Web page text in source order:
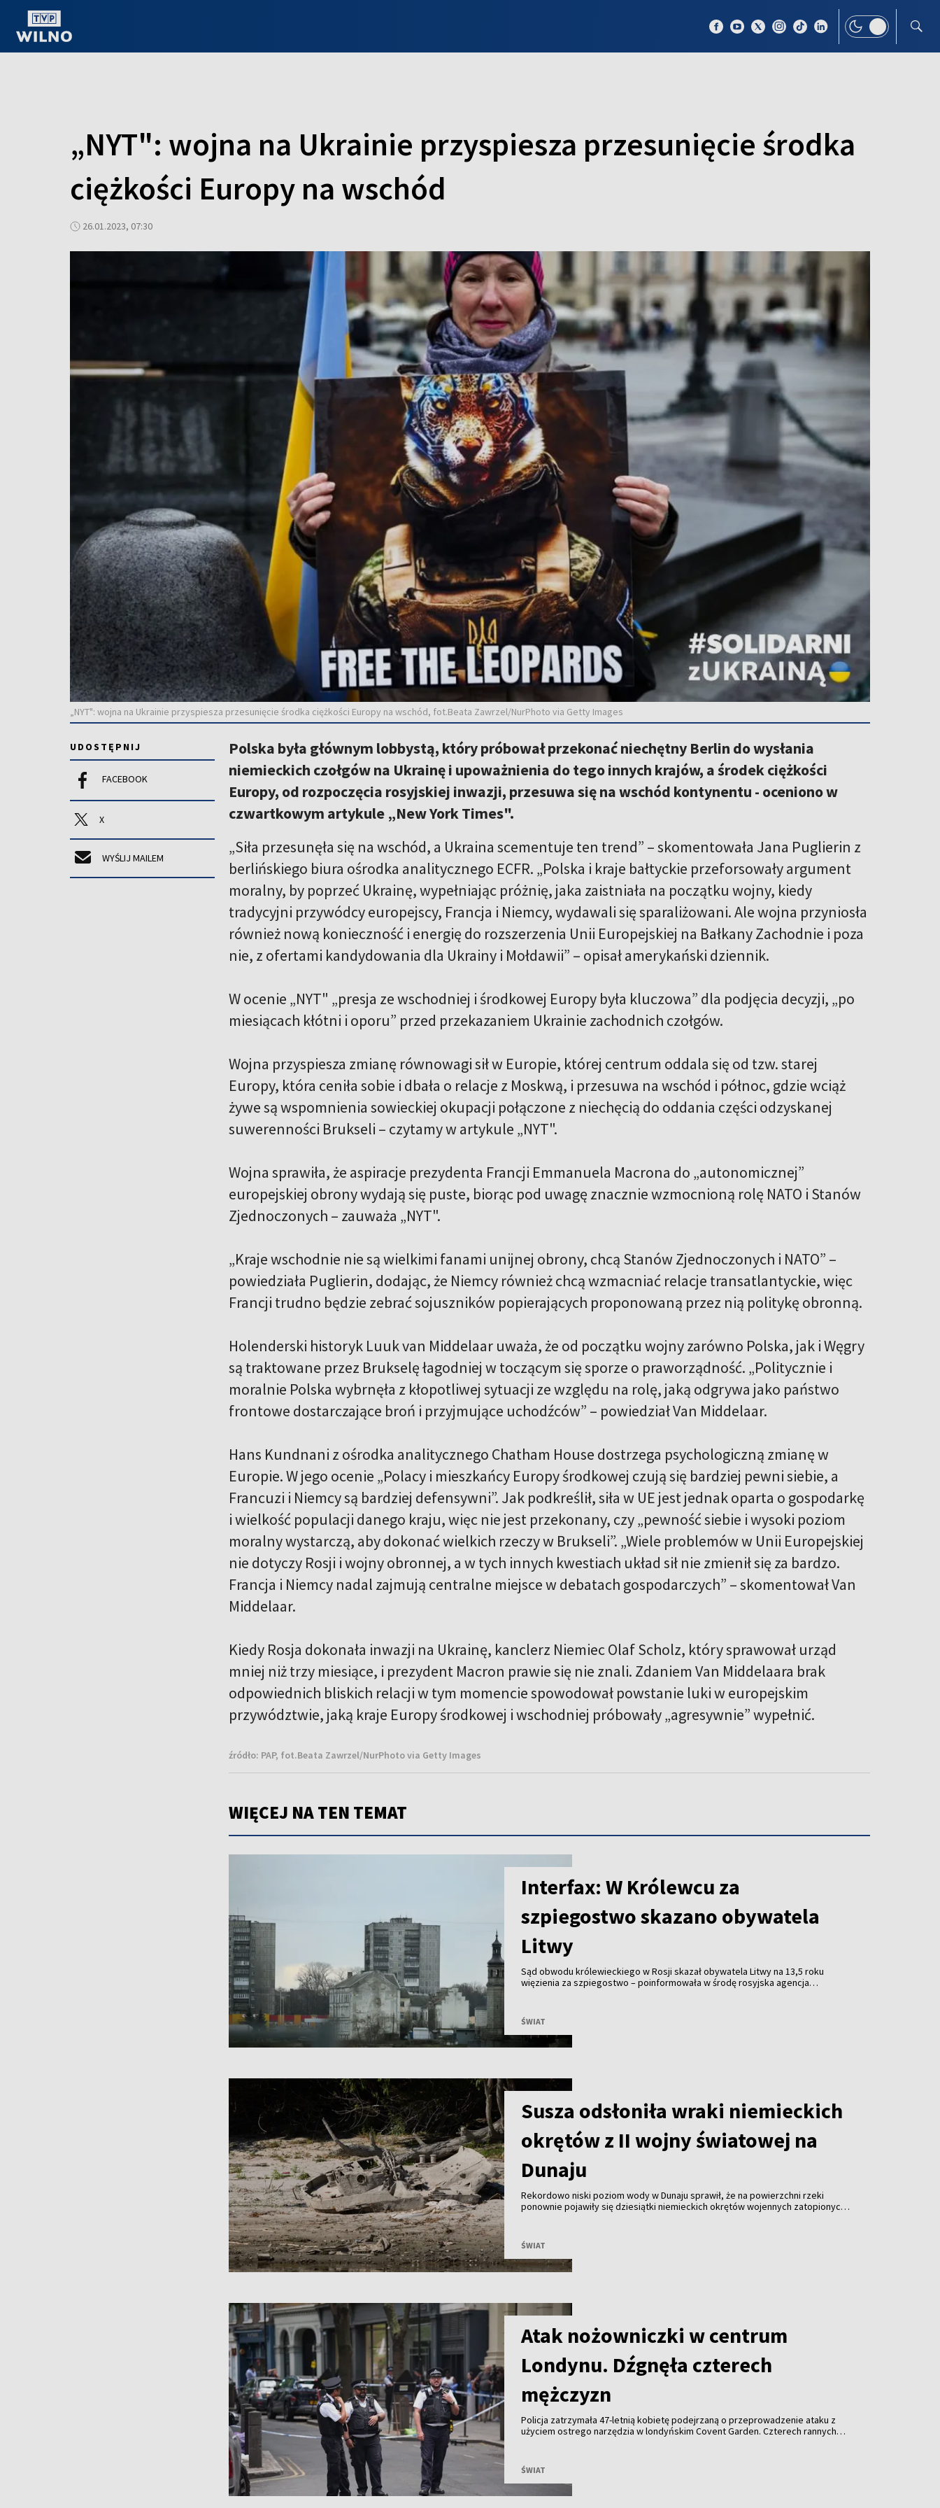
„NYT": wojna na Ukrainie przyspiesza przesunięcie środka
ciężkości Europy na wschód
26.01.2023, 07:30
„NYT": wojna na Ukrainie przyspiesza przesunięcie środka ciężkości Europy na wschód, fot.Beata Zawrzel/NurPhoto via Getty Images
UDOSTĘPNIJ
FACEBOOK
X
WYŚLIJ MAILEM
Polska była głównym lobbystą, który próbował przekonać niechętny Berlin do wysłania
niemieckich czołgów na Ukrainę i upoważnienia do tego innych krajów, a środek ciężkości
Europy, od rozpoczęcia rosyjskiej inwazji, przesuwa się na wschód kontynentu - oceniono w
czwartkowym artykule „New York Times".
„Siła przesunęła się na wschód, a Ukraina scementuje ten trend” – skomentowała Jana Puglierin z
berlińskiego biura ośrodka analitycznego ECFR. „Polska i kraje bałtyckie przeforsowały argument
moralny, by poprzeć Ukrainę, wypełniając próżnię, jaka zaistniała na początku wojny, kiedy
tradycyjni przywódcy europejscy, Francja i Niemcy, wydawali się sparaliżowani. Ale wojna przyniosła
również nową konieczność i energię do rozszerzenia Unii Europejskiej na Bałkany Zachodnie i poza
nie, z ofertami kandydowania dla Ukrainy i Mołdawii” – opisał amerykański dziennik.
W ocenie „NYT" „presja ze wschodniej i środkowej Europy była kluczowa” dla podjęcia decyzji, „po
miesiącach kłótni i oporu” przed przekazaniem Ukrainie zachodnich czołgów.
Wojna przyspiesza zmianę równowagi sił w Europie, której centrum oddala się od tzw. starej
Europy, która ceniła sobie i dbała o relacje z Moskwą, i przesuwa na wschód i północ, gdzie wciąż
żywe są wspomnienia sowieckiej okupacji połączone z niechęcią do oddania części odzyskanej
suwerenności Brukseli – czytamy w artykule „NYT".
Wojna sprawiła, że aspiracje prezydenta Francji Emmanuela Macrona do „autonomicznej”
europejskiej obrony wydają się puste, biorąc pod uwagę znacznie wzmocnioną rolę NATO i Stanów
Zjednoczonych – zauważa „NYT".
„Kraje wschodnie nie są wielkimi fanami unijnej obrony, chcą Stanów Zjednoczonych i NATO” –
powiedziała Puglierin, dodając, że Niemcy również chcą wzmacniać relacje transatlantyckie, więc
Francji trudno będzie zebrać sojuszników popierających proponowaną przez nią politykę obronną.
Holenderski historyk Luuk van Middelaar uważa, że od początku wojny zarówno Polska, jak i Węgry
są traktowane przez Brukselę łagodniej w toczącym się sporze o praworządność. „Politycznie i
moralnie Polska wybrnęła z kłopotliwej sytuacji ze względu na rolę, jaką odgrywa jako państwo
frontowe dostarczające broń i przyjmujące uchodźców” – powiedział Van Middelaar.
Hans Kundnani z ośrodka analitycznego Chatham House dostrzega psychologiczną zmianę w
Europie. W jego ocenie „Polacy i mieszkańcy Europy środkowej czują się bardziej pewni siebie, a
Francuzi i Niemcy są bardziej defensywni”. Jak podkreślił, siła w UE jest jednak oparta o gospodarkę
i wielkość populacji danego kraju, więc nie jest przekonany, czy „pewność siebie i wysoki poziom
moralny wystarczą, aby dokonać wielkich rzeczy w Brukseli”. „Wiele problemów w Unii Europejskiej
nie dotyczy Rosji i wojny obronnej, a w tych innych kwestiach układ sił nie zmienił się za bardzo.
Francja i Niemcy nadal zajmują centralne miejsce w debatach gospodarczych” – skomentował Van
Middelaar.
Kiedy Rosja dokonała inwazji na Ukrainę, kanclerz Niemiec Olaf Scholz, który sprawował urząd
mniej niż trzy miesiące, i prezydent Macron prawie się nie znali. Zdaniem Van Middelaara brak
odpowiednich bliskich relacji w tym momencie spowodował powstanie luki w europejskim
przywództwie, jaką kraje Europy środkowej i wschodniej próbowały „agresywnie” wypełnić.
źródło: PAP, fot.Beata Zawrzel/NurPhoto via Getty Images
WIĘCEJ NA TEN TEMAT
Interfax: W Królewcu za
szpiegostwo skazano obywatela
Litwy
Sąd obwodu królewieckiego w Rosji skazał obywatela Litwy na 13,5 roku
więzienia za szpiegostwo – poinformowała w środę rosyjska agencja
ŚWIAT
Susza odsłoniła wraki niemieckich
okrętów z II wojny światowej na
Dunaju
Rekordowo niski poziom wody w Dunaju sprawił, że na powierzchni rzeki
ponownie pojawiły się dziesiątki niemieckich okrętów wojennych zatopionych
ŚWIAT
Atak nożowniczki w centrum
Londynu. Dźgnęła czterech
mężczyzn
Policja zatrzymała 47-letnią kobietę podejrzaną o przeprowadzenie ataku z
użyciem ostrego narzędzia w londyńskim Covent Garden. Czterech rannych
ŚWIAT